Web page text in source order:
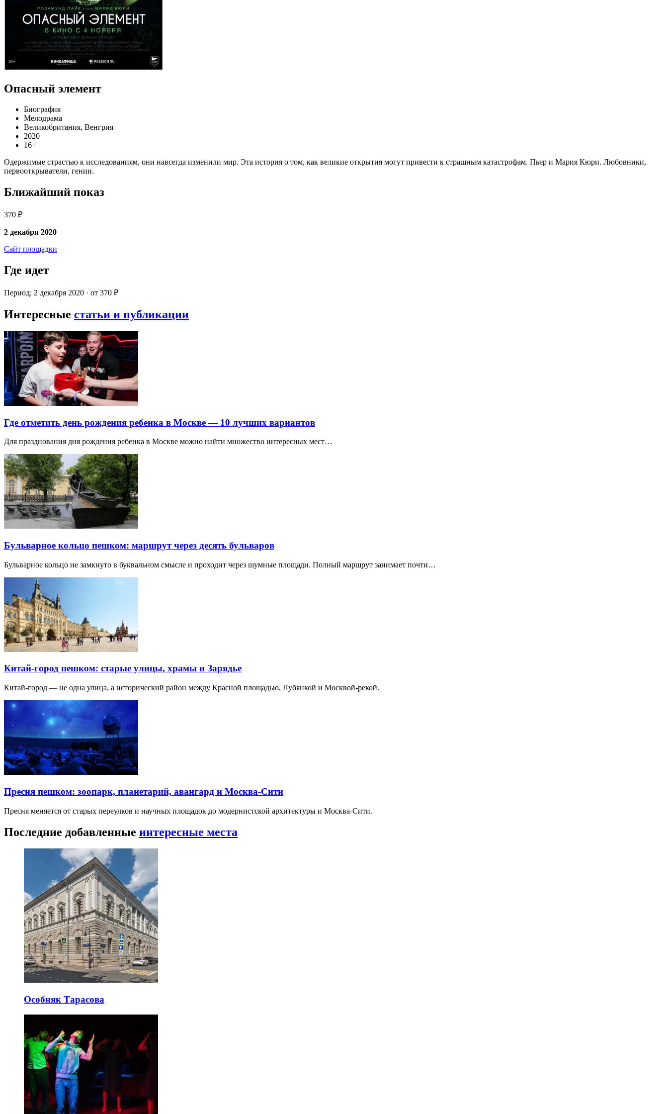
Опасный элемент
Биография
Мелодрама
Великобритания, Венгрия
2020
16+
Одержимые страстью к исследованиям, они навсегда изменили мир. Эта история о том, как великие открытия могут привести к страшным катастрофам. Пьер и Мария Кюри. Любовники,
первооткрыватели, гении.
Ближайший показ
370 ₽
2 декабря 2020
Сайт площадки
Где идет
Период: 2 декабря 2020 · от 370 ₽
Интересные статьи и публикации
Где отметить день рождения ребенка в Москве — 10 лучших вариантов
Для празднования дня рождения ребенка в Москве можно найти множество интересных мест…
Бульварное кольцо пешком: маршрут через десять бульваров
Бульварное кольцо не замкнуто в буквальном смысле и проходит через шумные площади. Полный маршрут занимает почти…
Китай-город пешком: старые улицы, храмы и Зарядье
Китай-город — не одна улица, а исторический район между Красной площадью, Лубянкой и Москвой-рекой.
Пресня пешком: зоопарк, планетарий, авангард и Москва-Сити
Пресня меняется от старых переулков и научных площадок до модернистской архитектуры и Москва-Сити.
Последние добавленные интересные места
Особняк Тарасова